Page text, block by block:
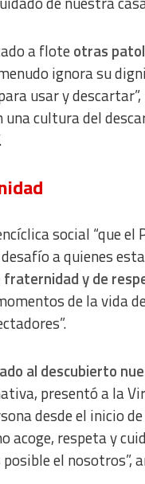
a floteotras
ignora su
usar y
una cultura del
social “que
a quienes
fraternidad y de
de la vida
al descubierto
presentó a la
desde el inicio
acoge, respeta y
el nosotros”,
actively requested